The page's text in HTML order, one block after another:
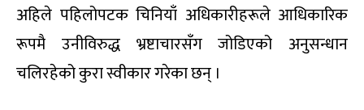
अहिले पहिलोपटक चिनियाँ अधिकारीहरूले आधिकारिक
रूपमै उनीविरुद्ध भ्रष्टाचारसँग जोडिएको अनुसन्धान
चलिरहेको कुरा स्वीकार गरेका छन् ।